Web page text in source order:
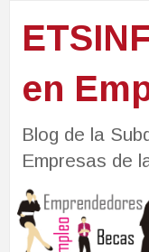
en
Blog de la
Empresas de